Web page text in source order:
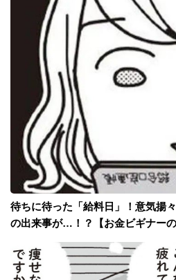
待ちに待った「給料日」！意気揚
の出来事が…！？【お金ビギナーの